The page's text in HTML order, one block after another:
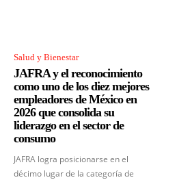
Salud y Bienestar
JAFRA y el reconocimiento
como uno de los diez mejores
empleadores de México en
2026 que consolida su
liderazgo en el sector de
consumo
JAFRA logra posicionarse en el
décimo lugar de la categoría de